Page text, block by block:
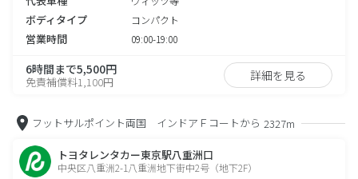
ボディタイプ コンパクト
営業時間 09:00-19:00
6時間まで5,500円
免責補償料1,100円 詳細を見る
フットサルポイント両国 インドアＦコートから 2327m
トヨタレンタカー東京駅八重洲口
中央区八重洲2-1八重洲地下街中2号（地下2F）